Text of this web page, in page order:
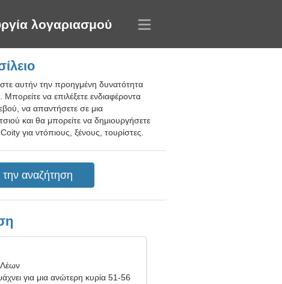
λογαριασμού
αυτήν την προηγμένη δυνατότητα
να επιλέξετε ενδιαφέροντα
να απαντήσετε σε μια
και θα μπορείτε να δημιουργήσετε
για ντόπιους, ξένους, τουρίστες.
για μια ανώτερη κυρία 51-56